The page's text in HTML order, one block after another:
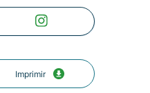
Imprimir